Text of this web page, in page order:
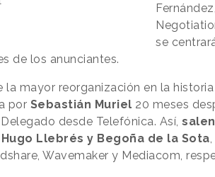
se
de los anunciantes.
la mayor reorganización en la
por Sebastián Muriel 20 meses
desde Telefónica. Así,
Llebrés y Begoña de la Sota
Wavemaker y Mediacom,